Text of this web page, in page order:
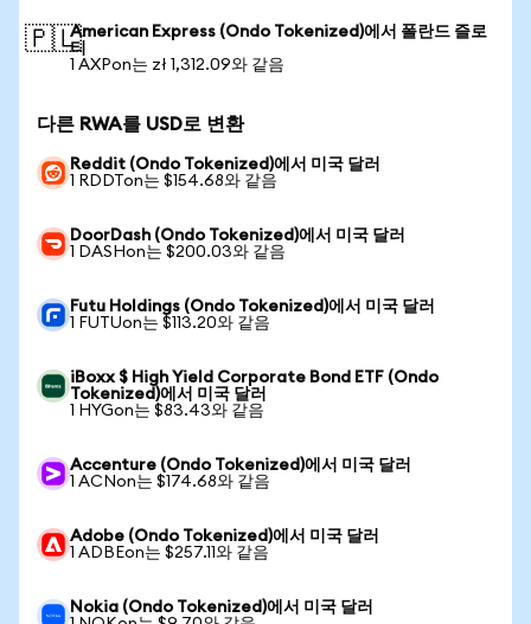
🇵🇱American Express (Ondo Tokenized)에서 폴란드 즐로
티
1 AXPon는 zł 1,312.09와 같음
다른 RWA를 USD로 변환
Reddit (Ondo Tokenized)에서 미국 달러
1 RDDTon는 $154.68와 같음
DoorDash (Ondo Tokenized)에서 미국 달러
1 DASHon는 $200.03와 같음
Futu Holdings (Ondo Tokenized)에서 미국 달러
1 FUTUon는 $113.20와 같음
iBoxx $ High Yield Corporate Bond ETF (Ondo
Tokenized)에서 미국 달러
1 HYGon는 $83.43와 같음
Accenture (Ondo Tokenized)에서 미국 달러
1 ACNon는 $174.68와 같음
Adobe (Ondo Tokenized)에서 미국 달러
1 ADBEon는 $257.11와 같음
Nokia (Ondo Tokenized)에서 미국 달러